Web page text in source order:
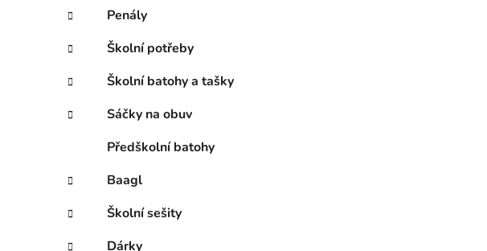
Penály
Školní potřeby
Školní batohy a tašky
Sáčky na obuv
Předškolní batohy
Baagl
Školní sešity
Dárky